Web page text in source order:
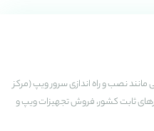
نصب و راه اندازی سرور ویپ (مرکز
ثابت کشور، فروش تجهیزات ویپ و